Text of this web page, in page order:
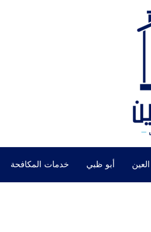
العين أبو ظبي خدمات المكافحة